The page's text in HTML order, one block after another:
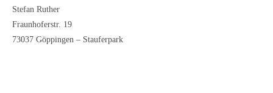
Stefan Ruther
Fraunhoferstr. 19
73037 Göppingen – Stauferpark